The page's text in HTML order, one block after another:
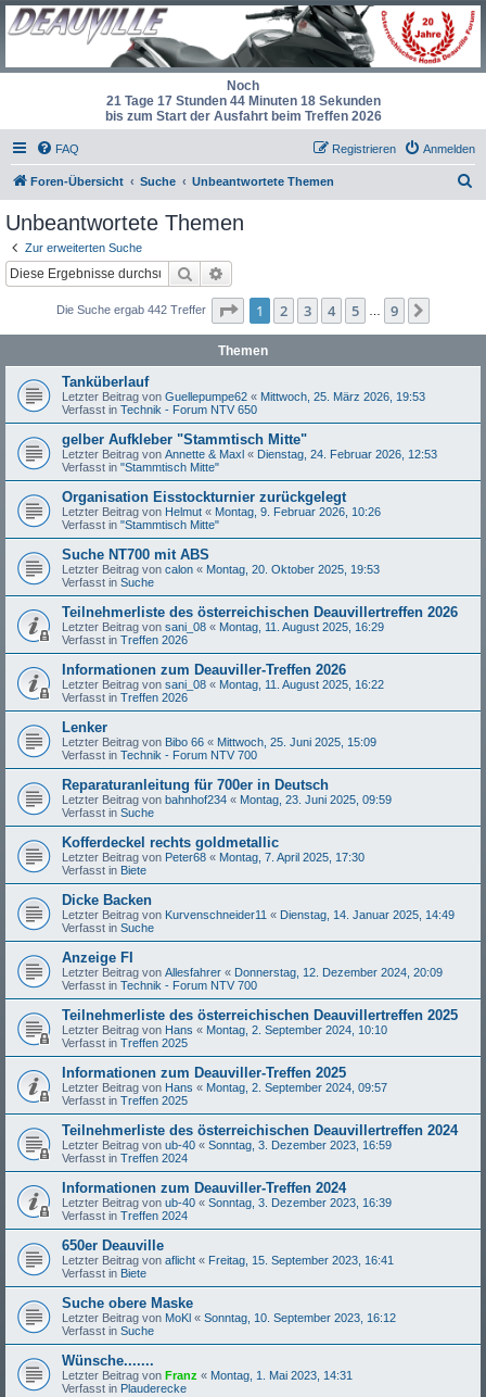
Noch
21 Tage 17 Stunden 44 Minuten 17 Sekunden
bis zum Start der Ausfahrt beim Treffen 2026
FAQ Anmelden
Registrieren
Foren-Übersicht Suche Unbeantwortete Themen
Unbeantwortete Themen
Zur erweiterten Suche
Suche
Die Suche ergab 442 Treffer Seite 1von
1 2 3 4 5 … 9
Themen
Tanküberlauf
Letzter Beitrag von Guellepumpe62 « Mittwoch, 25. März 2026, 19:53
Verfasst in Technik - Forum NTV 650
gelber Aufkleber "Stammtisch Mitte"
Letzter Beitrag von Annette & Maxl « Dienstag, 24. Februar 2026, 12:53
Verfasst in "Stammtisch Mitte"
Organisation Eisstockturnier zurückgelegt
Letzter Beitrag von Helmut « Montag, 9. Februar 2026, 10:26
Verfasst in "Stammtisch Mitte"
Suche NT700 mit ABS
Letzter Beitrag von calon « Montag, 20. Oktober 2025, 19:53
Verfasst in Suche
Teilnehmerliste des österreichischen Deauvillertreffen 2026
Letzter Beitrag von sani_08 « Montag, 11. August 2025, 16:29
Verfasst in Treffen 2026
Informationen zum Deauviller-Treffen 2026
Letzter Beitrag von sani_08 « Montag, 11. August 2025, 16:22
Verfasst in Treffen 2026
Lenker
Letzter Beitrag von Bibo 66 « Mittwoch, 25. Juni 2025, 15:09
Verfasst in Technik - Forum NTV 700
Reparaturanleitung für 700er in Deutsch
Letzter Beitrag von bahnhof234 « Montag, 23. Juni 2025, 09:59
Verfasst in Suche
Kofferdeckel rechts goldmetallic
Letzter Beitrag von Peter68 « Montag, 7. April 2025, 17:30
Verfasst in Biete
Dicke Backen
Letzter Beitrag von Kurvenschneider11 « Dienstag, 14. Januar 2025, 14:49
Verfasst in Suche
Anzeige FI
Letzter Beitrag von Allesfahrer « Donnerstag, 12. Dezember 2024, 20:09
Verfasst in Technik - Forum NTV 700
Teilnehmerliste des österreichischen Deauvillertreffen 2025
Letzter Beitrag von Hans « Montag, 2. September 2024, 10:10
Verfasst in Treffen 2025
Informationen zum Deauviller-Treffen 2025
Letzter Beitrag von Hans « Montag, 2. September 2024, 09:57
Verfasst in Treffen 2025
Teilnehmerliste des österreichischen Deauvillertreffen 2024
Letzter Beitrag von ub-40 « Sonntag, 3. Dezember 2023, 16:59
Verfasst in Treffen 2024
Informationen zum Deauviller-Treffen 2024
Letzter Beitrag von ub-40 « Sonntag, 3. Dezember 2023, 16:39
Verfasst in Treffen 2024
650er Deauville
Letzter Beitrag von aflicht « Freitag, 15. September 2023, 16:41
Verfasst in Biete
Suche obere Maske
Letzter Beitrag von MoKl « Sonntag, 10. September 2023, 16:12
Verfasst in Suche
Wünsche.......
Letzter Beitrag von Franz « Montag, 1. Mai 2023, 14:31
Verfasst in Plauderecke